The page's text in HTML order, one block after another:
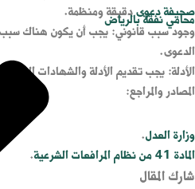
محامي نفقة بالرياض
صحيفة دعوىدقيقة ومنظمة.
وجود سبب قانوني: يجب أن يكون هناك
الدعوى.
الأدلة: يجب تقديم الأدلة والشهادات التي
المصادر والمراجع:
وزارة العدل.
المادة 41 من نظام المرافعات الشرعية
.
شارك المقال